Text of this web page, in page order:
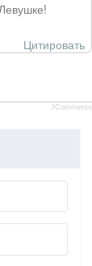
Цитировать
JComments